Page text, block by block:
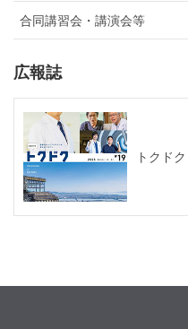
合同講習会・講演会等
広報誌
トクド